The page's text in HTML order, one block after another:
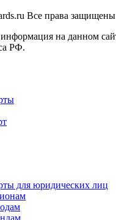
Все права защищены
информация на данном
РФ.
для юридических лиц